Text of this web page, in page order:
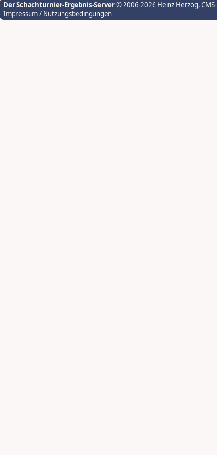
Der Schachturnier-Ergebnis-Server© 2006-2026 Heinz Herzog,
Impressum / Nutzungsbedingungen